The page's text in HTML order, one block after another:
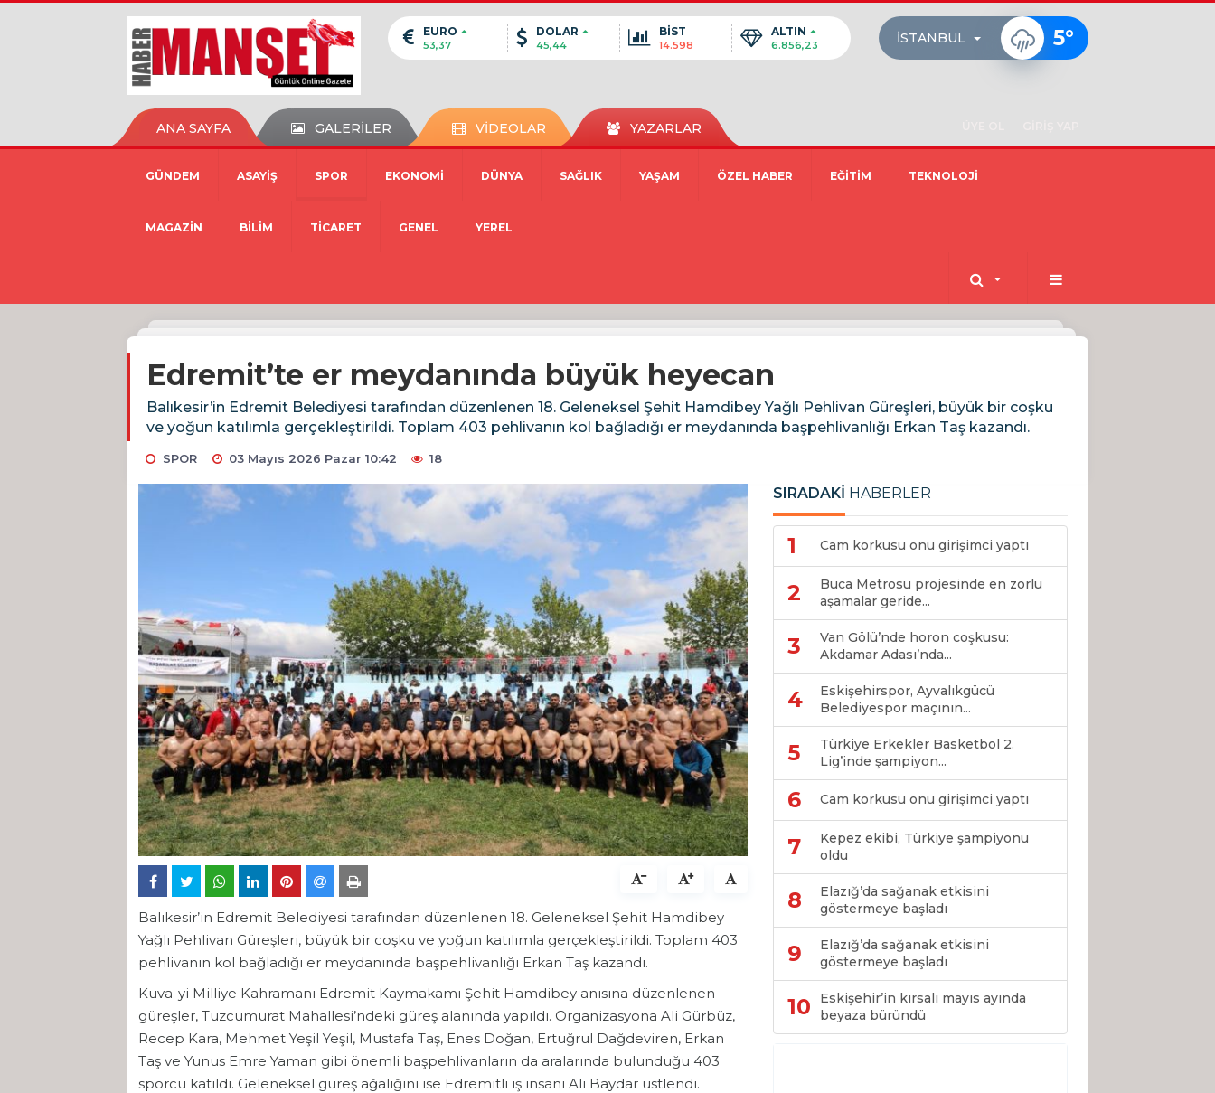
EURO
53,37
DOLAR
45,44
BİST
14.598
ALTIN
6.856,23 İSTANBUL 5°
ANA SAYFA GALERİLER VİDEOLAR YAZARLAR
GÜNDEM ASAYİŞ SPOR EKONOMİ DÜNYA SAĞLIK YAŞAM ÖZEL HABER EĞİTİM TEKNOLOJİ
MAGAZİN BİLİM TİCARET GENEL YEREL
Edremit’te er meydanında büyük heyecan
Balıkesir’in Edremit Belediyesi tarafından düzenlenen 18. Geleneksel Şehit Hamdibey Yağlı Pehlivan Güreşleri, büyük bir coşku
ve yoğun katılımla gerçekleştirildi. Toplam 403 pehlivanın kol bağladığı er meydanında başpehlivanlığı Erkan Taş kazandı.
SPOR 03 Mayıs 2026 Pazar 10:42 18
Balıkesir’in Edremit Belediyesi tarafından düzenlenen 18. Geleneksel Şehit Hamdibey
Yağlı Pehlivan Güreşleri, büyük bir coşku ve yoğun katılımla gerçekleştirildi. Toplam 403
pehlivanın kol bağladığı er meydanında başpehlivanlığı Erkan Taş kazandı.
Kuva-yi Milliye Kahramanı Edremit Kaymakamı Şehit Hamdibey anısına düzenlenen
güreşler, Tuzcumurat Mahallesi’ndeki güreş alanında yapıldı. Organizasyona Ali Gürbüz,
Recep Kara, Mehmet Yeşil Yeşil, Mustafa Taş, Enes Doğan, Ertuğrul Dağdeviren, Erkan
Taş ve Yunus Emre Yaman gibi önemli başpehlivanların da aralarında bulunduğu 403
sporcu katıldı. Geleneksel güreş ağalığını ise Edremitli iş insanı Ali Baydar üstlendi.
SIRADAKİ HABERLER
1 Cam korkusu onu girişimci yaptı
2
Buca Metrosu projesinde en zorlu
aşamalar geride...
3
Van Gölü’nde horon coşkusu:
Akdamar Adası’nda...
4
Eskişehirspor, Ayvalıkgücü
Belediyespor maçının...
5
Türkiye Erkekler Basketbol 2.
Lig’inde şampiyon...
6 Cam korkusu onu girişimci yaptı
7
Kepez ekibi, Türkiye şampiyonu
oldu
8
Elazığ’da sağanak etkisini
göstermeye başladı
9
Elazığ’da sağanak etkisini
göstermeye başladı
10
Eskişehir’in kırsalı mayıs ayında
beyaza büründü